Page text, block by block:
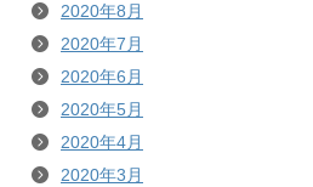
2020年8月
2020年7月
2020年6月
2020年5月
2020年4月
2020年3月